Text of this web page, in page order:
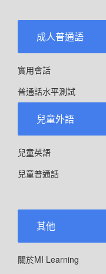
成人普通語
實用會話
普通話水平測試
兒童外語
兒童英語
兒童普通話
其他
關於MI Learning